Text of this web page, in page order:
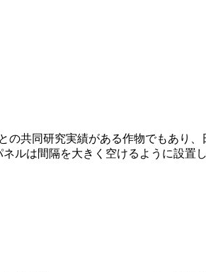
共同研究実績がある作物でもあり
ルは間隔を大きく空けるように設置